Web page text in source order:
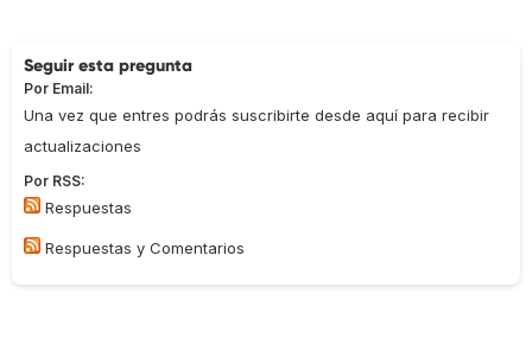
Seguir esta pregunta
Por Email:
Una vez que entres podrás suscribirte desde aquí para recibir
actualizaciones
Por RSS:
Respuestas
Respuestas y Comentarios